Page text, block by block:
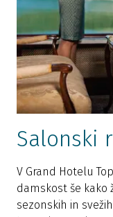
Salonski
V Grand Hotelu
damskost še kako
sezonskih in